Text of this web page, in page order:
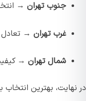
جنوب تهران→ انتخاب
غرب تهران→ تعادل
شمال تهران→ کیفیت
بهترین انتخاب